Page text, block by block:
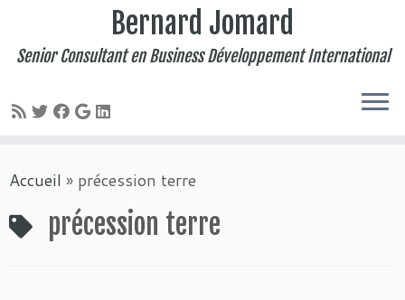
au
Bernard Jomard
Senior Consultant en Business Développement International
Accueil » précession terre
précession terre